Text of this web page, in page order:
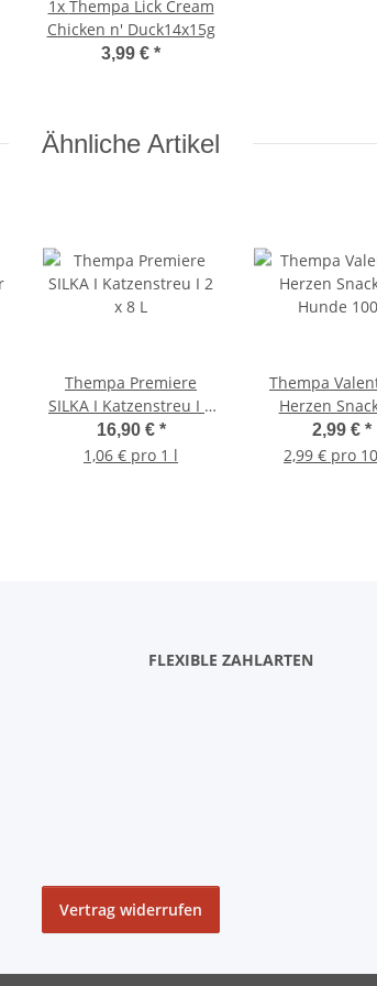
1x Thempa Lick Cream
Chicken n' Duck14x15g
3,99 € *
Ähnliche Artikel
Thempa Premiere
SILKA I Katzenstreu I 2
x 8 L
16,90 € *
1,06 € pro 1 l
Thempa
Herzen
Hunde 100g
2,99 € *
2,99 € pro
FLEXIBLE ZAHLARTEN
Vertrag widerrufen